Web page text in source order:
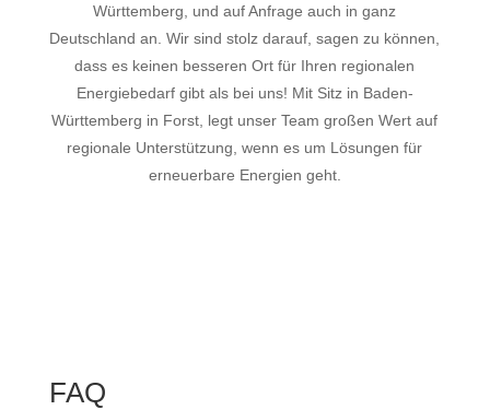
Württemberg, und auf Anfrage auch in ganz
Deutschland an. Wir sind stolz darauf, sagen zu können,
dass es keinen besseren Ort für Ihren regionalen
Energiebedarf gibt als bei uns! Mit Sitz in Baden-
Württemberg in Forst, legt unser Team großen Wert auf
regionale Unterstützung, wenn es um Lösungen für
erneuerbare Energien geht.
FAQ